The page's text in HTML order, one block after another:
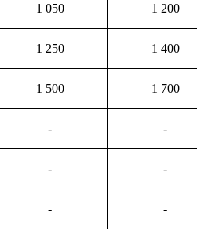
1 050 1 200
1 250 1 400
1 500 1 700
- -
- -
- -